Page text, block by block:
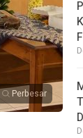
Perbesar